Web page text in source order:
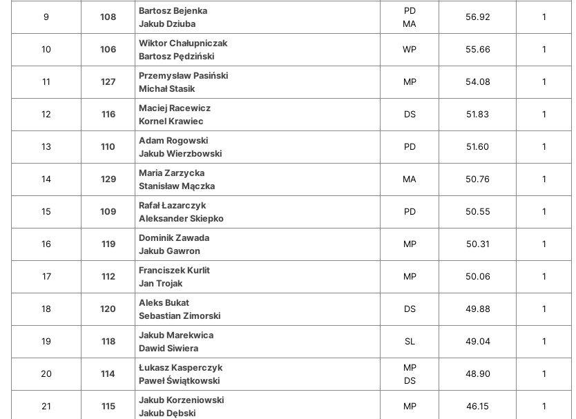
9 108
Bartosz Bejenka
Jakub Dziuba
PD
MA
56.92 1
10 106
Wiktor Chałupniczak
Bartosz Pędziński
WP 55.66 1
11 127
Przemysław Pasiński
Michał Stasik
MP 54.08 1
12 116
Maciej Racewicz
Kornel Krawiec
DS 51.83 1
13 110
Adam Rogowski
Jakub Wierzbowski
PD 51.60 1
14 129
Maria Zarzycka
Stanisław Mączka
MA 50.76 1
15 109
Rafał Łazarczyk
Aleksander Skiepko
PD 50.55 1
16 119
Dominik Zawada
Jakub Gawron
MP 50.31 1
17 112
Franciszek Kurlit
Jan Trojak
MP 50.06 1
18 120
Aleks Bukat
Sebastian Zimorski
DS 49.88 1
19 118
Jakub Marekwica
Dawid Siwiera
SL 49.04 1
20 114
Łukasz Kasperczyk
Paweł Świątkowski
MP
DS
48.90 1
21 115
Jakub Korzeniowski
Jakub Dębski
MP 46.15 1